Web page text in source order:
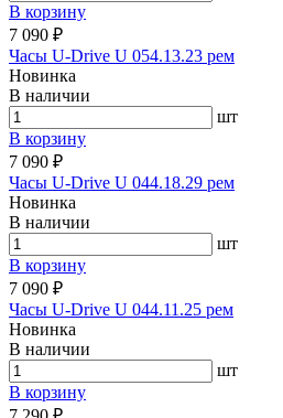
В корзину
7 090 ₽
Часы U-Drive U 054.13.23 рем
Новинка
В наличии
шт
В корзину
7 090 ₽
Часы U-Drive U 044.18.29 рем
Новинка
В наличии
шт
В корзину
7 090 ₽
Часы U-Drive U 044.11.25 рем
Новинка
В наличии
шт
В корзину